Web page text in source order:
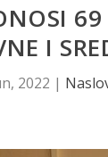
I
2022 |